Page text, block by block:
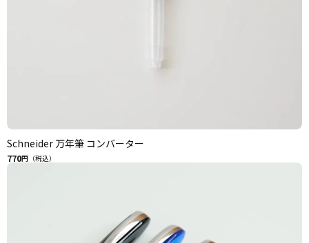
Schneider 万年筆 コンバーター
770円（税込）